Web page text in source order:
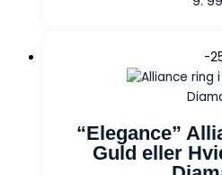
-
“Elegance”
Guld eller